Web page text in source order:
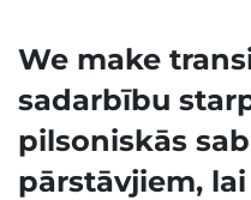
We make
sadarbību
pilsoniskās
pārstāvjiem,